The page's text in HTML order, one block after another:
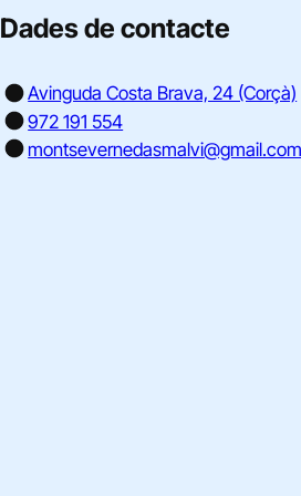
Dades de contacte
Avinguda Costa Brava, 24 (Corçà)
972 191 554